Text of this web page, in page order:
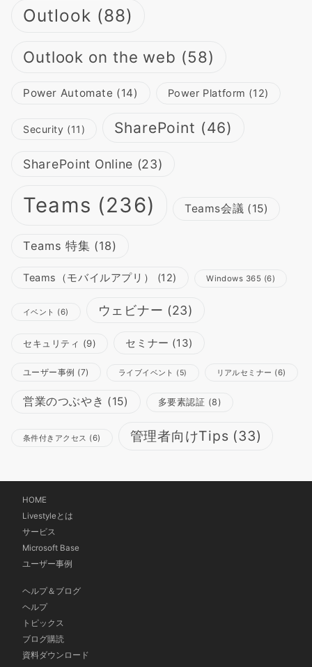
Outlook (88)
Outlook on the web (58)
Power Automate (14) Power Platform (12)
Security (11) SharePoint (46)
SharePoint Online (23)
Teams (236) Teams会議 (15)
Teams 特集 (18)
Teams（モバイルアプリ） (12) Windows 365 (6)
イベント (6) ウェビナー (23)
セキュリティ (9) セミナー (13)
ユーザー事例 (7) ライブイベント (5) リアルセミナー (6)
営業のつぶやき (15) 多要素認証 (8)
条件付きアクセス (6) 管理者向けTips (33)
HOME
Livestyleとは
サービス
Microsoft Base
ユーザー事例
ヘルプ＆ブログ
ヘルプ
トピックス
ブログ購読
資料ダウンロード